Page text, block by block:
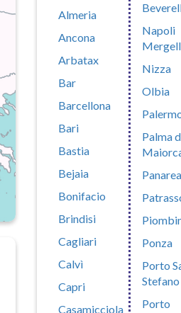
Almeria
Ancona
Arbatax
Bar
Barcellona
Bari
Bastia
Bejaia
Bonifacio
Brindisi
Cagliari
Calvì
Capri
Casamicciola
Napoli
Nizza
Olbia
Palma
Panarea
Ponza
Porto
Stefano
Porto